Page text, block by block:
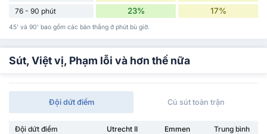
76 - 90 phút 23% 17%
45' và 90' bao gồm các bàn thắng ở phút bù giờ.
Sút, Việt vị, Phạm lỗi và hơn thế nữa
Đội dứt điểm Cú sút toàn trận
Đội dứt điểm Utrecht II Emmen
Trung bình